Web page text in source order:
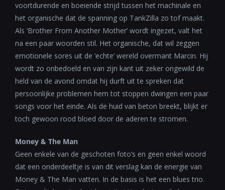
voortdurende en boeiende strijd tussen het machinale en
het organische dat de spanning op TankZilla zo tof maakt.
Als ‘Brother From Another Mother’ wordt ingezet, valt het
na een paar woorden stil. Het organische, dat wil zeggen
emotionele sores uit de ‘echte’ wereld overmant Marcin. Hij
wordt zo onbedoeld en van zijn kant uit zeker ongewild de
held van de avond omdat hij durft uit te spreken dat
persoonlijke problemen hem tot stoppen dwingen een paar
songs voor het einde. Als de huid van beton breekt, blijkt er
toch gewoon rood bloed door de aderen te stromen.
Money & The Man
Geen enkele van de geschoten foto’s en geen enkel woord
dat een onderdeeltje is van dit verslag kan de energie van
Money & The Man vatten. In de basis is het een blues trio.